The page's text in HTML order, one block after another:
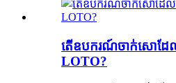
តើ​ឧបករណ៍​ចាក់សោ​ដែល​
LOTO?